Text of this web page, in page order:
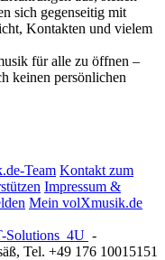
sich gegenseitig mit
Kontakten und vielem
für alle zu öffnen –
keinen persönlichen
Team Kontakt zum
Impressum &
Mein volXmusik.de
Solutions 4U -
, Tel. +49 176 10015151